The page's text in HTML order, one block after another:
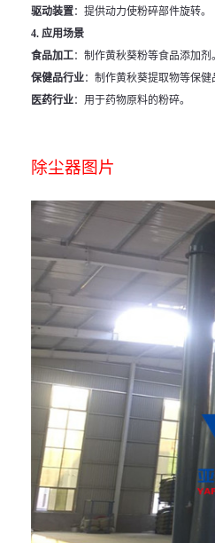
驱动装置：提供动力使粉碎部件旋转。
4. 应用场景
食品加工：制作黄秋葵粉等食品添加剂。
保健品行业：制作黄秋葵提取物等保健
医药行业：用于药物原料的粉碎。
除尘器图片